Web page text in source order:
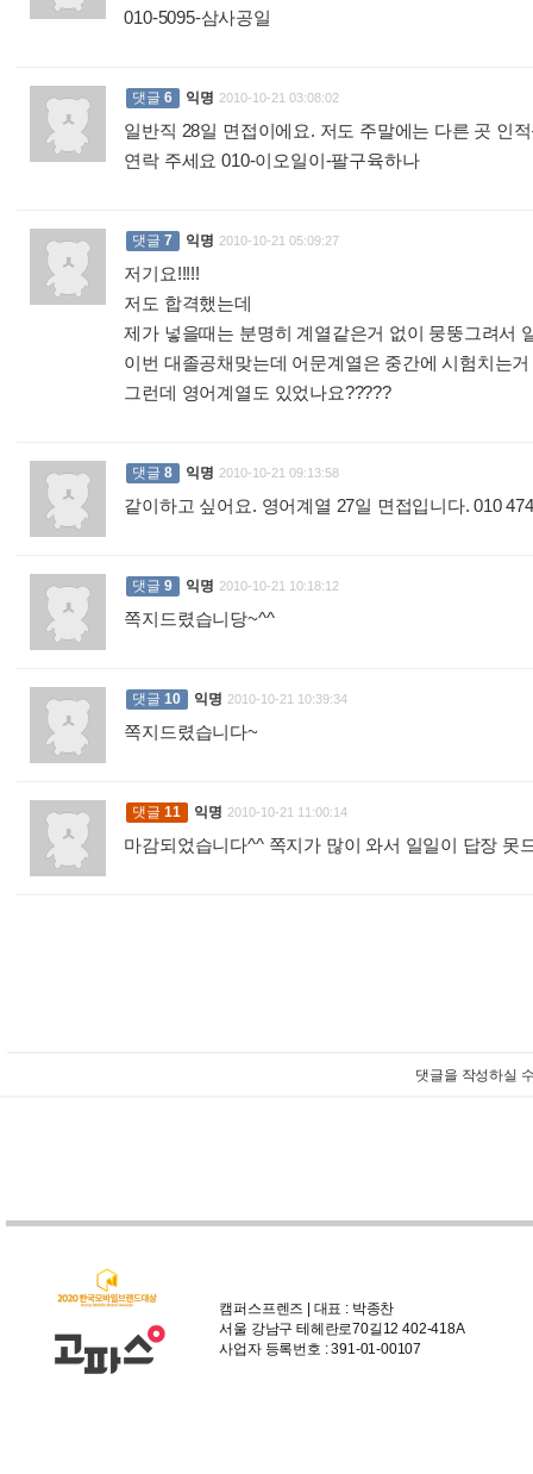
010-5095-삼사공일
댓글 6 익명 2010-10-21 03:08:02
일반직 28일 면접이에요. 저도 주말에는 다른 곳 인
연락 주세요 010-이오일이-팔구육하나
댓글 7 익명 2010-10-21 05:09:27
저기요!!!!!
저도 합격했는데
제가 넣을때는 분명히 계열같은거 없이 뭉뚱그려서
이번 대졸공채맞는데 어문계열은 중간에 시험치는
그런데 영어계열도 있었나요?????
댓글 8 익명 2010-10-21 09:13:58
같이하고 싶어요. 영어계열 27일 면접입니다. 010
댓글 9 익명 2010-10-21 10:18:12
쪽지드렸습니당~^^
댓글 10 익명 2010-10-21 10:39:34
쪽지드렸습니다~
댓글 11 익명 2010-10-21 11:00:14
마감되었습니다^^ 쪽지가 많이 와서 일일이 답장 못
댓글을 작성하실
캠퍼스프렌즈 | 대표 : 박종찬
서울 강남구 테헤란로70길12 402-418A
사업자 등록번호 : 391-01-00107